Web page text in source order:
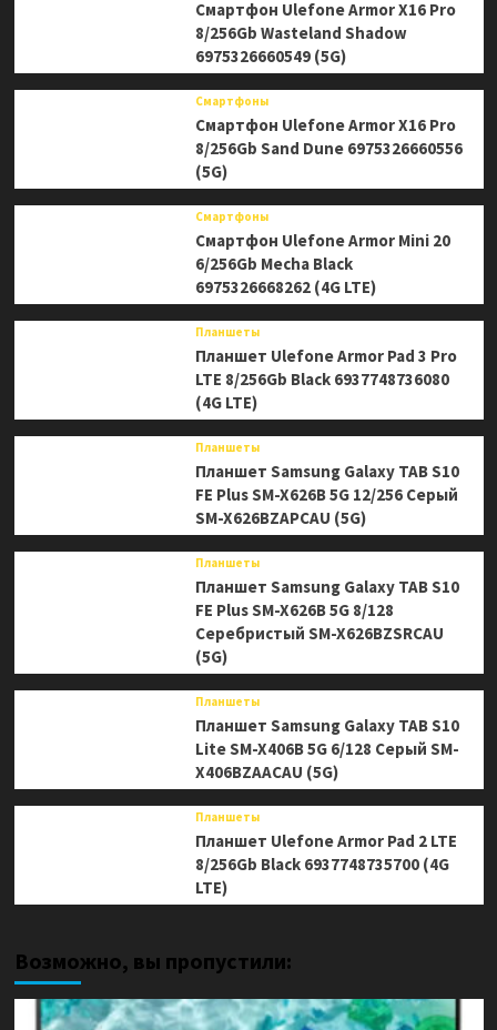
Смартфон Ulefone Armor X16 Pro
8/256Gb Wasteland Shadow
6975326660549 (5G)
Смартфоны
Смартфон Ulefone Armor X16 Pro
8/256Gb Sand Dune 6975326660556
(5G)
Смартфоны
Смартфон Ulefone Armor Mini 20
6/256Gb Mecha Black
6975326668262 (4G LTE)
Планшеты
Планшет Ulefone Armor Pad 3 Pro
LTE 8/256Gb Black 6937748736080
(4G LTE)
Планшеты
Планшет Samsung Galaxy TAB S10
FE Plus SM-X626B 5G 12/256 Серый
SM-X626BZAPCAU (5G)
Планшеты
Планшет Samsung Galaxy TAB S10
FE Plus SM-X626B 5G 8/128
Серебристый SM-X626BZSRCAU
(5G)
Планшеты
Планшет Samsung Galaxy TAB S10
Lite SM-X406B 5G 6/128 Серый SM-
X406BZAACAU (5G)
Планшеты
Планшет Ulefone Armor Pad 2 LTE
8/256Gb Black 6937748735700 (4G
LTE)
Возможно, вы пропустили: